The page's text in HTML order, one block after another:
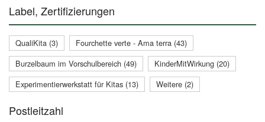
Label, Zertifizierungen
QualiKita (3)
Fourchette verte - Ama terra (43)
Burzelbaum im Vorschulbereich (49)
KinderMitWirkung (20)
Experimentierwerkstatt für Kitas (13)
Weitere (2)
Postleitzahl